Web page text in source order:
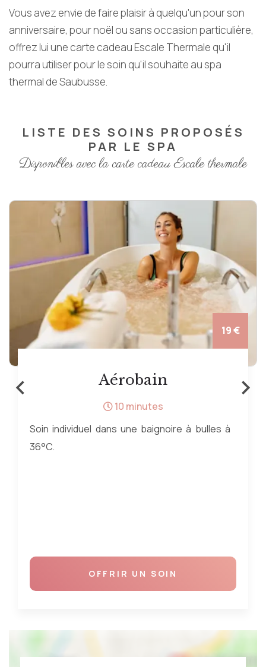
Vous avez envie de faire plaisir à quelqu'un pour son
anniversaire, pour noël ou sans occasion particulière,
offrez lui une carte cadeau Escale Thermale qu'il
pourra utiliser pour le soin qu'il souhaite au spa
thermal de Saubusse.
LISTE DES SOINS PROPOSÉS
PAR LE SPA
Disponibles avec la carte cadeau Escale thermale
19 €
Aérobain
10 minutes
Soin individuel dans une baignoire à bulles à
36°C.
OFFRIR UN SOIN
‹ ›